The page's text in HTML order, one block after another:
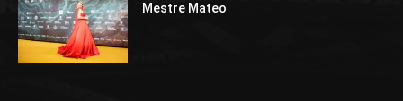
Mestre Mateo